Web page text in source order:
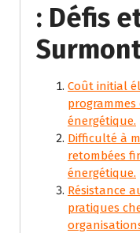
: Défis
Coût initial
énergétique.
Difficulté à
retombées
énergétique.
Résistance
pratiques